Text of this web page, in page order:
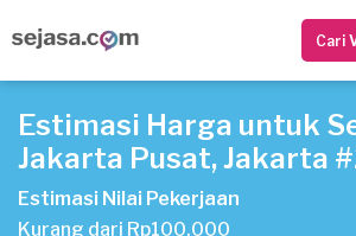
Cari
Estimasi Harga untuk
Jakarta Pusat, Jakarta
Estimasi Nilai Pekerjaan
Kurang dari Rp100.000